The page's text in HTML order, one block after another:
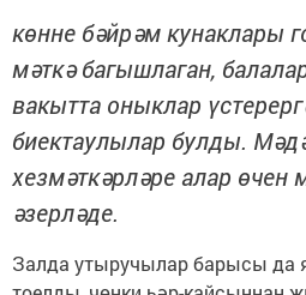
көнне бәйрәм кунаклары
мәткә багышлаган,
вакытта оныклар
биектаулылар булды.
хезмәткәрләре алар өчен
әзерләде.
Залда утыручылар барысы да